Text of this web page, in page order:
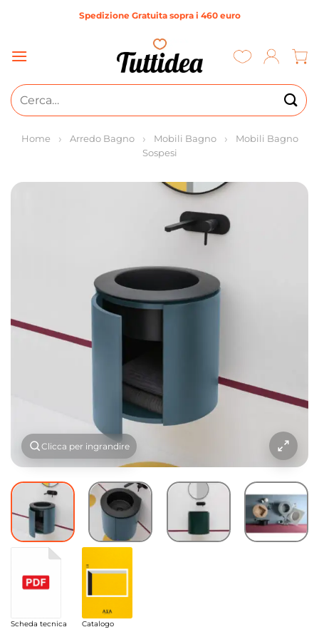
Spedizione Gratuita sopra i 460 euro
Cerca:
Home Arredo Bagno Mobili Bagno
Mobili Bagno
Sospesi
Clicca per ingrandire
Scheda tecnica Catalogo